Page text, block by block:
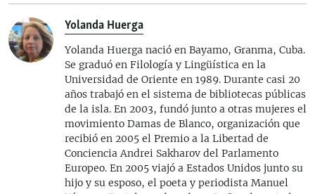
Yolanda Huerga
Yolanda Huerga nació en Bayamo, Granma, Cuba.
Se graduó en Filología y Lingüística en la
Universidad de Oriente en 1989. Durante casi 20
años trabajó en el sistema de bibliotecas públicas
de la isla. En 2003, fundó junto a otras mujeres el
movimiento Damas de Blanco, organización que
recibió en 2005 el Premio a la Libertad de
Conciencia Andrei Sakharov del Parlamento
Europeo. En 2005 viajó a Estados Unidos junto su
hijo y su esposo, el poeta y periodista Manuel